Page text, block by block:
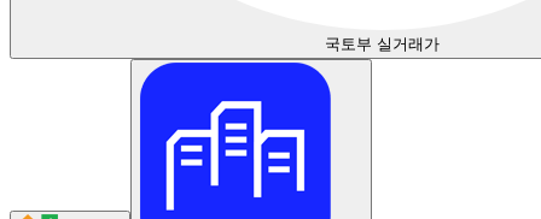
국토부 실거래가